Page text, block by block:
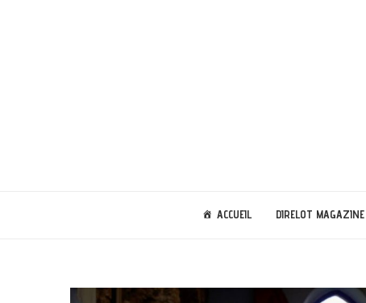
ACCUEIL DIRELOT MAGAZINE